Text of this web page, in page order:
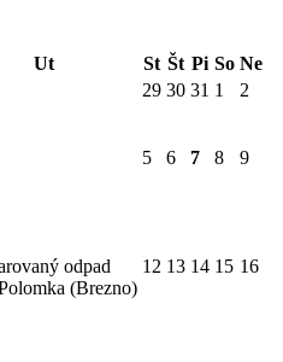
Ut St Št Pi So Ne
29 30 31 1
2
5 6 7 8 9
odpad
(Brezno)
12 13 14 15 16